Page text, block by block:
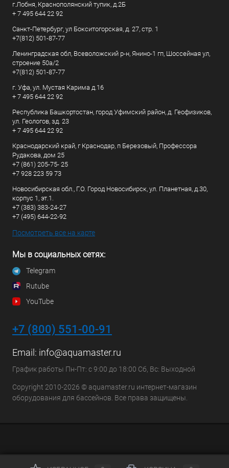
г.Лобня, Краснополянский тупик, д.2Б
+ 7 495 644 22 92
Санкт-Петербург, ул Бокситогорская, д. 27, стр. 1
+7(812) 501-87-77
Ленинградская обл, Всеволожский р-н, Янино-1 гп, Шоссейная ул,
строение 50а/2
+7(812) 501-87-77
г. Уфа, ул. Мустая Карима д.16
+ 7 495 644 22 92
Республика Башкортостан, город Уфимский район, д. Геофизиков,
ул. Геологов, зд. 23
+ 7 495 644 22 92
Краснодарский край, г Краснодар, п Березовый, Профессора
Рудакова, дом 25
+7 (861) 205-75- 25
+7 928 223 59 73
Новосибирская обл., Г.О. Город Новосибирск, ул. Планетная, д.30,
корпус 1, эт.1.
+7 (383) 383-24-27
+7 (495) 644-22-92
Посмотреть все на карте
Мы в социальных сетях:
Telegram
Rutube
YouTube
+7 (800) 551-00-91
Email: info@aquamaster.ru
График работы Пн-Пт: с 9:00 до 18:00 Сб, Вс: Выходной
Copyright 2010-2026 © aquamaster.ru интернет-магазин
оборудования для бассейнов. Все права защищены.